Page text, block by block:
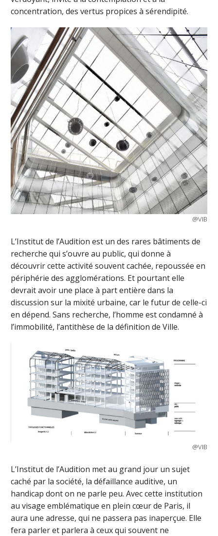
concentration, des vertus propices à sérendipité.
@VIB
L’Institut de l’Audition est un des rares bâtiments de
recherche qui s’ouvre au public, qui donne à
découvrir cette activité souvent cachée, repoussée en
périphérie des agglomérations. Et pourtant elle
devrait avoir une place à part entière dans la
discussion sur la mixité urbaine, car le futur de celle-ci
en dépend. Sans recherche, l’homme est condamné à
l’immobilité, l’antithèse de la définition de Ville.
@VIB
L’Institut de l’Audition met au grand jour un sujet
caché par la société, la défaillance auditive, un
handicap dont on ne parle peu. Avec cette institution
au visage emblématique en plein cœur de Paris, il
aura une adresse, qui ne passera pas inaperçue. Elle
fera parler et parlera à ceux qui souvent ne